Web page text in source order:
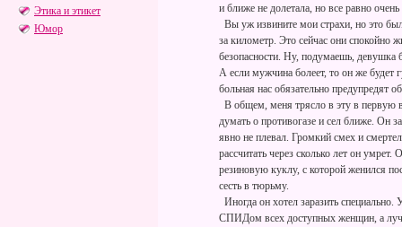
Этика и этикет
Юмор
и ближе не долетала, но все равно
Вы уж извините мои страхи, но это
за километр. Это сейчас они спокойно
безопасности. Ну, подумаешь,
А если мужчина болеет, то он же
больная нас обязательно предупредят
В общем, меня трясло в эту в первую
думать о противогазе и сел ближе. Он
явно не плевал. Громкий смех и
рассчитать через сколько лет он
резиновую куклу, с которой женился
сесть в тюрьму.
Иногда он хотел заразить специально.
СПИДом всех доступных женщин, а